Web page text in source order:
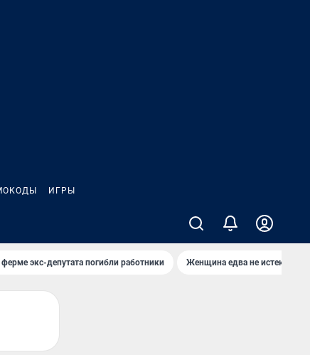
ИГРЫ
ферме экс-депутата погибли работники Женщина едва не истекла